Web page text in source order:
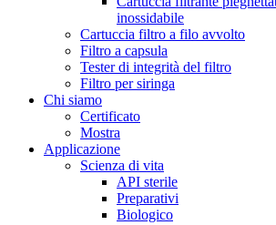
inossidabile
Cartuccia filtro a filo avvolto
Filtro a capsula
Tester di integrità del filtro
Filtro per siringa
Chi siamo
Certificato
Mostra
Applicazione
Scienza di vita
API sterile
Preparativi
Biologico